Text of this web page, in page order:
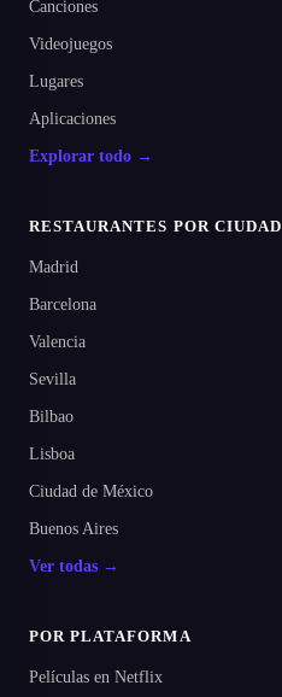
Canciones
Videojuegos
Lugares
Aplicaciones
Explorar todo →
RESTAURANTES POR CIUDAD
Madrid
Barcelona
Valencia
Sevilla
Bilbao
Lisboa
Ciudad de México
Buenos Aires
Ver todas →
POR PLATAFORMA
Películas en Netflix